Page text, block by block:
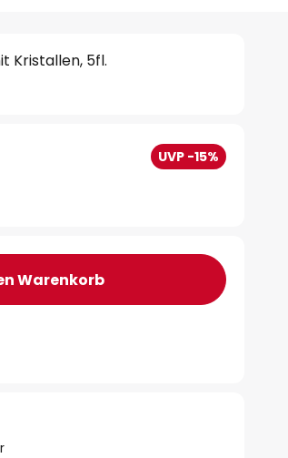
Kristallen, 5fl.
UVP -15%
Warenkorb